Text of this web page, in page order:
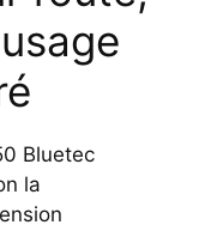
Bluetec
la